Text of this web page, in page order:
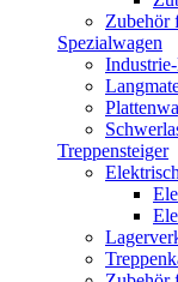
Zubehör
Spezialwagen
Treppensteiger